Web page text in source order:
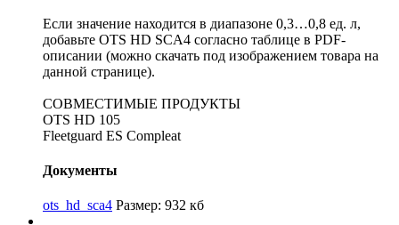
Если значение находится в диапазоне 0,3…0,8 ед. л,
добавьте OTS HD SCA4 согласно таблице в PDF-
описании (можно скачать под изображением товара на
данной странице).
СОВМЕСТИМЫЕ ПРОДУКТЫ
OTS HD 105
Fleetguard ES Compleat
Документы
ots_hd_sca4 Размер: 932 кб